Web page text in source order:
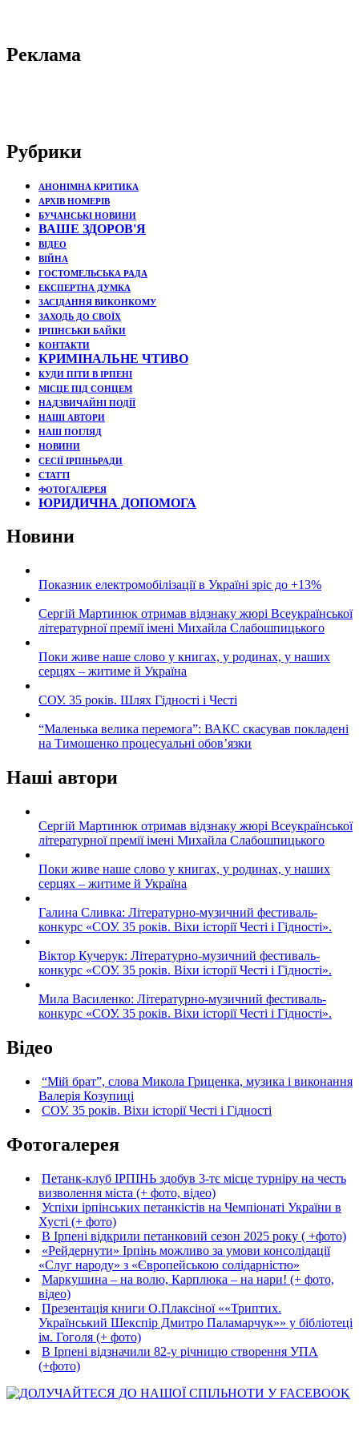
Реклама
Рубрики
АНОНІМНА КРИТИКА
АРХІВ НОМЕРІВ
БУЧАНСЬКІ НОВИНИ
ВАШЕ ЗДОРОВ'Я
ВІДЕО
ВІЙНА
ГОСТОМЕЛЬСЬКА РАДА
ЕКСПЕРТНА ДУМКА
ЗАСІДАННЯ ВИКОНКОМУ
ЗАХОДЬ ДО СВОЇХ
ІРПІНСЬКИ БАЙКИ
КОНТАКТИ
КРИМІНАЛЬНЕ ЧТИВО
КУДИ ПІТИ В ІРПЕНІ
МІСЦЕ ПІД СОНЦЕМ
НАДЗВИЧАЙНІ ПОДЇЇ
НАШІ АВТОРИ
НАШ ПОГЛЯД
НОВИНИ
СЕСІЇ ІРПІНЬРАДИ
СТАТТІ
ФОТОГАЛЕРЕЯ
ЮРИДИЧНА ДОПОМОГА
Новини
Показник електромобілізації в Україні зріс до +13%
Сергій Мартинюк отримав відзнаку жюрі Всеукраїнської
літературної премії імені Михайла Слабошпицького
Поки живе наше слово у книгах, у родинах, у наших
серцях – житиме й Україна
СОУ. 35 років. Шлях Гідності і Честі
“Маленька велика перемога”: ВАКС скасував покладені
на Тимошенко процесуальні обов’язки
Наші автори
Сергій Мартинюк отримав відзнаку жюрі Всеукраїнської
літературної премії імені Михайла Слабошпицького
Поки живе наше слово у книгах, у родинах, у наших
серцях – житиме й Україна
Галина Сливка: Літературно-музичний фестиваль-
конкурс «СОУ. 35 років. Віхи історії Честі і Гідності».
Віктор Кучерук: Літературно-музичний фестиваль-
конкурс «СОУ. 35 років. Віхи історії Честі і Гідності».
Мила Василенко: Літературно-музичний фестиваль-
конкурс «СОУ. 35 років. Віхи історії Честі і Гідності».
Відео
“Мій брат”, слова Микола Гриценка, музика і виконання
Валерія Козупиці
СОУ. 35 років. Віхи історії Честі і Гідності
Фотогалерея
Петанк-клуб ІРПІНЬ здобув 3-тє місце турніру на честь
визволення міста (+ фото, відео)
Успіхи ірпінських петанкістів на Чемпіонаті України в
Хусті (+ фото)
В Ірпені відкрили петанковий сезон 2025 року ( +фото)
«Рейдернути» Ірпінь можливо за умови консолідації
«Слуг народу» з «Європейською солідарністю»
Маркушина – на волю, Карплюка – на нари! (+ фото,
відео)
Презентація книги О.Плаксіної ««Триптих.
Український Шекспір Дмитро Паламарчук»» у бібліотеці
ім. Гоголя (+ фото)
В Ірпені відзначили 82-у річницю створення УПА
(+фото)